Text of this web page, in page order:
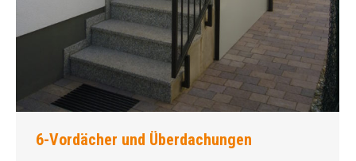
6-Vordächer und Überdachungen